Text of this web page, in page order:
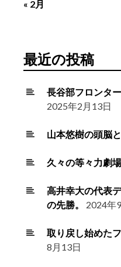
« 2月
最近の投稿
長谷部フロンタ
2025年2月13日
山本悠樹の頭脳
久々の等々力劇場
高井幸大の代表
の先勝。
2024年
取り戻し始めた
8月13日